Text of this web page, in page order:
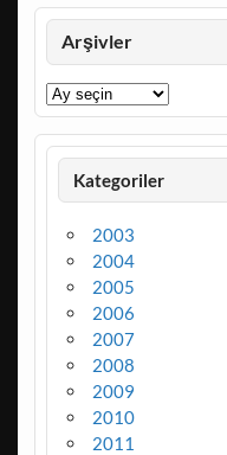
Arşivler
Arşivler
Kategoriler
2003
2004
2005
2006
2007
2008
2009
2010
2011